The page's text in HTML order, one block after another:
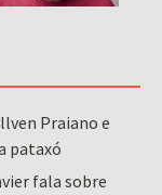
Praiano e
pataxó
fala sobre